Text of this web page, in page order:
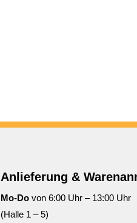
Anlieferung &
Mo-Do von 6:00 Uhr – 13:00 Uhr
(Halle 1 – 5)